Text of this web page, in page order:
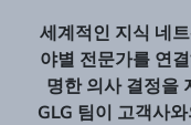
세계적인 지식 네
야별 전문가를 연
명한 의사 결정을
GLG 팀이 고객사